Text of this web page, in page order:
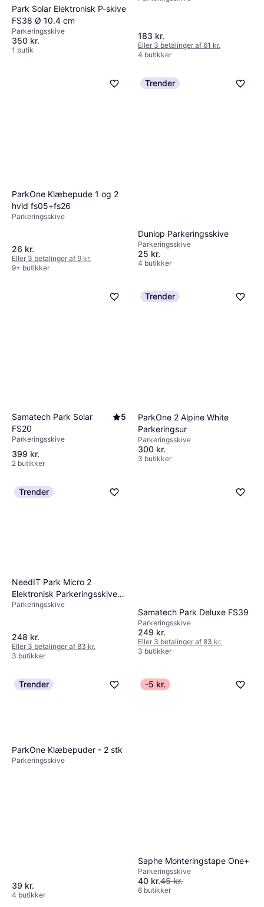
Park Solar Elektronisk P-skive
FS38 Ø 10.4 cm
Parkeringsskive
350 kr.
1 butik
183 kr.
Eller 3 betalinger af 61 kr.
4 butikker
ParkOne Klæbepude 1 og 2
hvid fs05+fs26
Parkeringsskive
26 kr.
Eller 3 betalinger af 9 kr.
9+ butikker
Trender
Dunlop Parkeringsskive
Parkeringsskive
25 kr.
4 butikker
Samatech Park Solar
FS20
5
Parkeringsskive
399 kr.
2 butikker
Trender
ParkOne 2 Alpine White
Parkeringsur
Parkeringsskive
300 kr.
3 butikker
Trender
NeedIT Park Micro 2
Elektronisk Parkeringsskive
80 x 45 x 10 mm CR2032
Parkeringsskive
248 kr.
Eller 3 betalinger af 83 kr.
3 butikker
Samatech Park Deluxe FS39
Parkeringsskive
249 kr.
Eller 3 betalinger af 83 kr.
3 butikker
Trender
ParkOne Klæbepuder - 2 stk
Parkeringsskive
39 kr.
4 butikker
-5 kr.
Saphe Monteringstape One+
Parkeringsskive
40 kr.45 kr.
6 butikker